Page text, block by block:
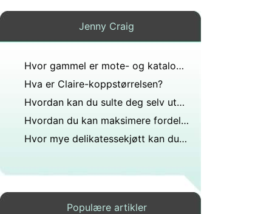
Jenny Craig
Hvor gammel er mote- og katalogmodellen Bethany Nagy?
Hva er Claire-koppstørrelsen?
Hvordan kan du sulte deg selv uten å føle deg sulten?
Hvordan du kan maksimere fordelene med en Jenny Craig Medlemskap
Hvor mye delikatessekjøtt kan du spise mens du er gravid?
Populære artikler